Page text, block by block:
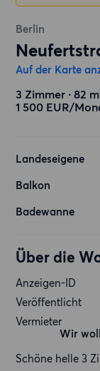
Berlin
Auf der Karte
3 Zimmer ∙ 82
1 500 EUR/
Landeseigene
Balkon
Badewanne
Über die
Anzeigen-ID
Veröffentlicht
Vermieter
Wir
Schöne helle 3